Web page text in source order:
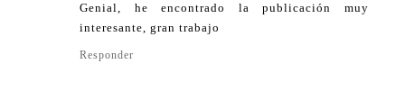
Genial, he encontrado la publicación muy
interesante, gran trabajo
Responder